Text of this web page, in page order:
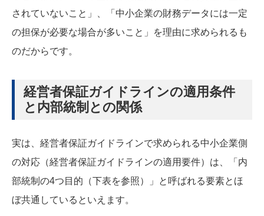
されていないこと」、「中小企業の財務データには一定
の担保が必要な場合が多いこと」を理由に求められるも
のだからです。
経営者保証ガイドラインの適用条件
と内部統制との関係
実は、経営者保証ガイドラインで求められる中小企業側
の対応（経営者保証ガイドラインの適用要件）は、「内
部統制の4つ目的（下表を参照）」と呼ばれる要素とほ
ぼ共通しているといえます。